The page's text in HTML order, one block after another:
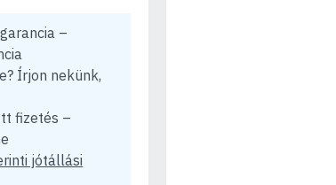
–
Írjon nekünk,
fizetés –
jótállási